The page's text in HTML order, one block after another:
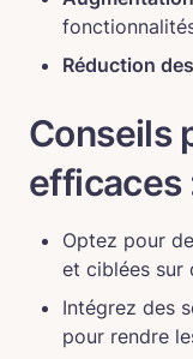
Réduction
Conseils
efficaces
Optez pour
et ciblées sur
Intégrez des
pour rendre